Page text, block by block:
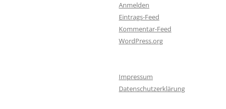
Anmelden
Eintrags-Feed
Kommentar-Feed
WordPress.org
Impressum
Datenschutzerklärung